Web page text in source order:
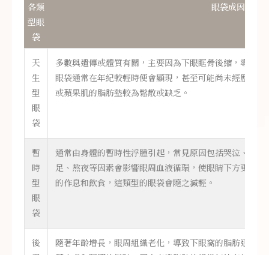
各類
型眼
袋
眼袋成因
天
生
型
眼
袋
多數與遺傳或體質有關，主要因為下眼眶骨後縮，導致
眼袋通常在年紀較輕時便會顯現，甚至可能尚未經歷老
或蘋果肌的脂肪墊較為鬆散或缺乏。
暫
時
型
眼
袋
通常由身體的暫時性浮腫引起，常見原因包括哭泣、攝
足、熬夜等因素會影響眼周血液循環，使眼睛下方更容
的作息和飲食，這類型的眼袋會隨之減輕。
後
隨著年齡增長，眼周組織老化，導致下眼窩的脂肪逐漸